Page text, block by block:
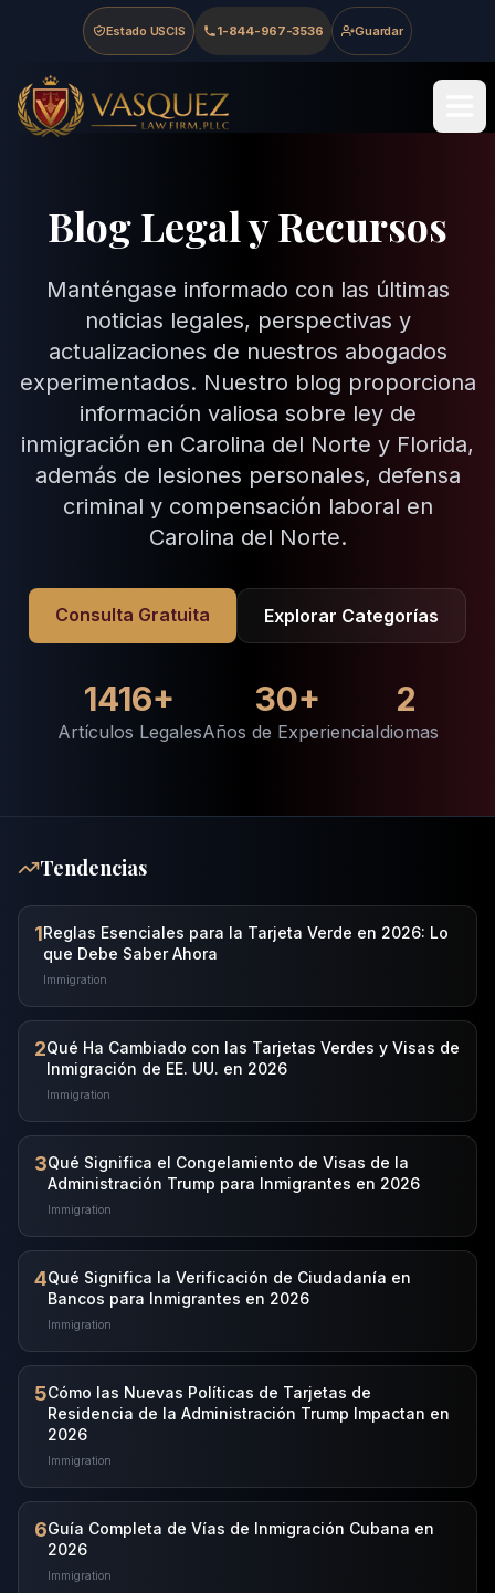
Skip to main content
Skip to navigation
Skip to footer
Estado USCIS 1-844-967-3536 Guardar
Vasquez Law Firm - Home
Blog Legal y Recursos
Manténgase informado con las últimas
noticias legales, perspectivas y
actualizaciones de nuestros abogados
experimentados. Nuestro blog proporciona
información valiosa sobre ley de
inmigración en Carolina del Norte y Florida,
además de lesiones personales, defensa
criminal y compensación laboral en
Carolina del Norte.
Consulta Gratuita Explorar Categorías
1416+
Artículos Legales
30+
Años de Experiencia
2
Idiomas
Tendencias
1Reglas Esenciales para la Tarjeta Verde en 2026: Lo
que Debe Saber Ahora
Immigration
2Qué Ha Cambiado con las Tarjetas Verdes y Visas de
Inmigración de EE. UU. en 2026
Immigration
3Qué Significa el Congelamiento de Visas de la
Administración Trump para Inmigrantes en 2026
Immigration
4Qué Significa la Verificación de Ciudadanía en
Bancos para Inmigrantes en 2026
Immigration
5Cómo las Nuevas Políticas de Tarjetas de
Residencia de la Administración Trump Impactan en
2026
Immigration
6Guía Completa de Vías de Inmigración Cubana en
2026
Immigration